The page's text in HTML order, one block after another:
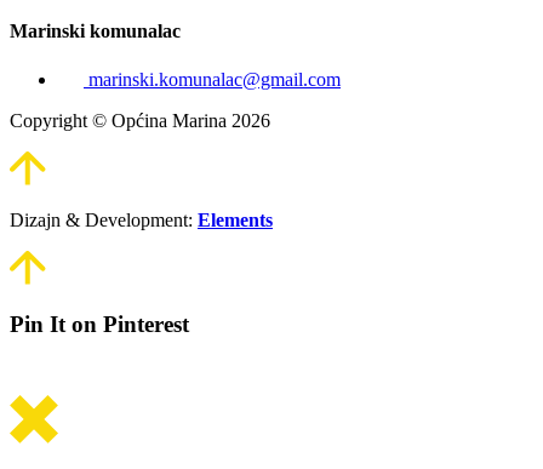
Marinski komunalac
marinski.komunalac@gmail.com
Copyright © Općina Marina 2026
Dizajn & Development: Elements
Pin It on Pinterest